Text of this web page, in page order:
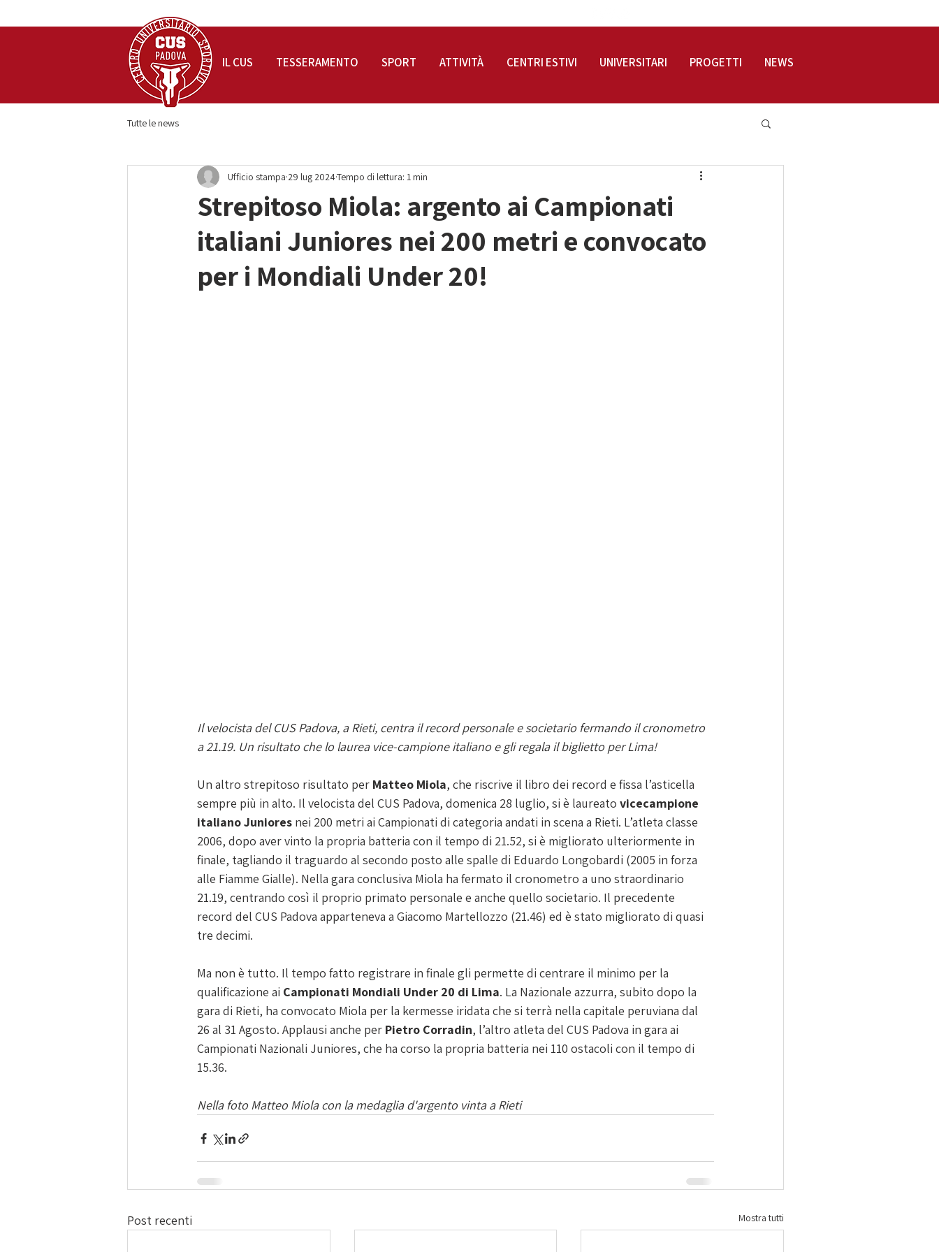
Tutte le news
Strepitoso Miola: argento ai Campionati
italiani Juniores nei 200 metri e convocato
per i Mondiali Under 20!
Ufficio stampa 29 lug 2024Tempo di lettura: 1 min
Il velocista del CUS Padova, a Rieti, centra il record personale e societario fermando il cronometro
a 21.19. Un risultato che lo laurea vice-campione italiano e gli regala il biglietto per Lima!
Un altro strepitoso risultato per Matteo Miola, che riscrive il libro dei record e fissa l’asticella
sempre più in alto. Il velocista del CUS Padova, domenica 28 luglio, si è laureato vicecampione
italiano Juniores nei 200 metri ai Campionati di categoria andati in scena a Rieti. L’atleta classe
2006, dopo aver vinto la propria batteria con il tempo di 21.52, si è migliorato ulteriormente in
finale, tagliando il traguardo al secondo posto alle spalle di Eduardo Longobardi (2005 in forza
alle Fiamme Gialle). Nella gara conclusiva Miola ha fermato il cronometro a uno straordinario
21.19, centrando così il proprio primato personale e anche quello societario. Il precedente
record del CUS Padova apparteneva a Giacomo Martellozzo (21.46) ed è stato migliorato di quasi
tre decimi.
Ma non è tutto. Il tempo fatto registrare in finale gli permette di centrare il minimo per la
qualificazione ai Campionati Mondiali Under 20 di Lima. La Nazionale azzurra, subito dopo la
gara di Rieti, ha convocato Miola per la kermesse iridata che si terrà nella capitale peruviana dal
26 al 31 Agosto. Applausi anche per Pietro Corradin, l’altro atleta del CUS Padova in gara ai
Campionati Nazionali Juniores, che ha corso la propria batteria nei 110 ostacoli con il tempo di
15.36.
Nella foto Matteo Miola con la medaglia d'argento vinta a Rieti
Post recenti Mostra tutti
IL CUS TESSERAMENTO SPORT ATTIVITÀ CENTRI ESTIVI UNIVERSITARI PROGETTI NEWS